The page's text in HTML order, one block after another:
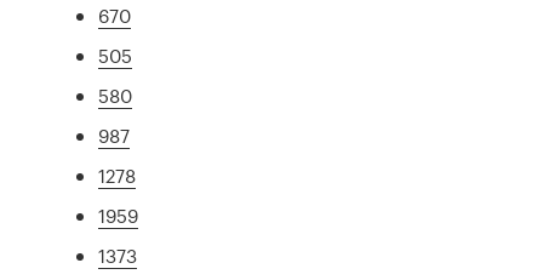
670
505
580
987
1278
1959
1373